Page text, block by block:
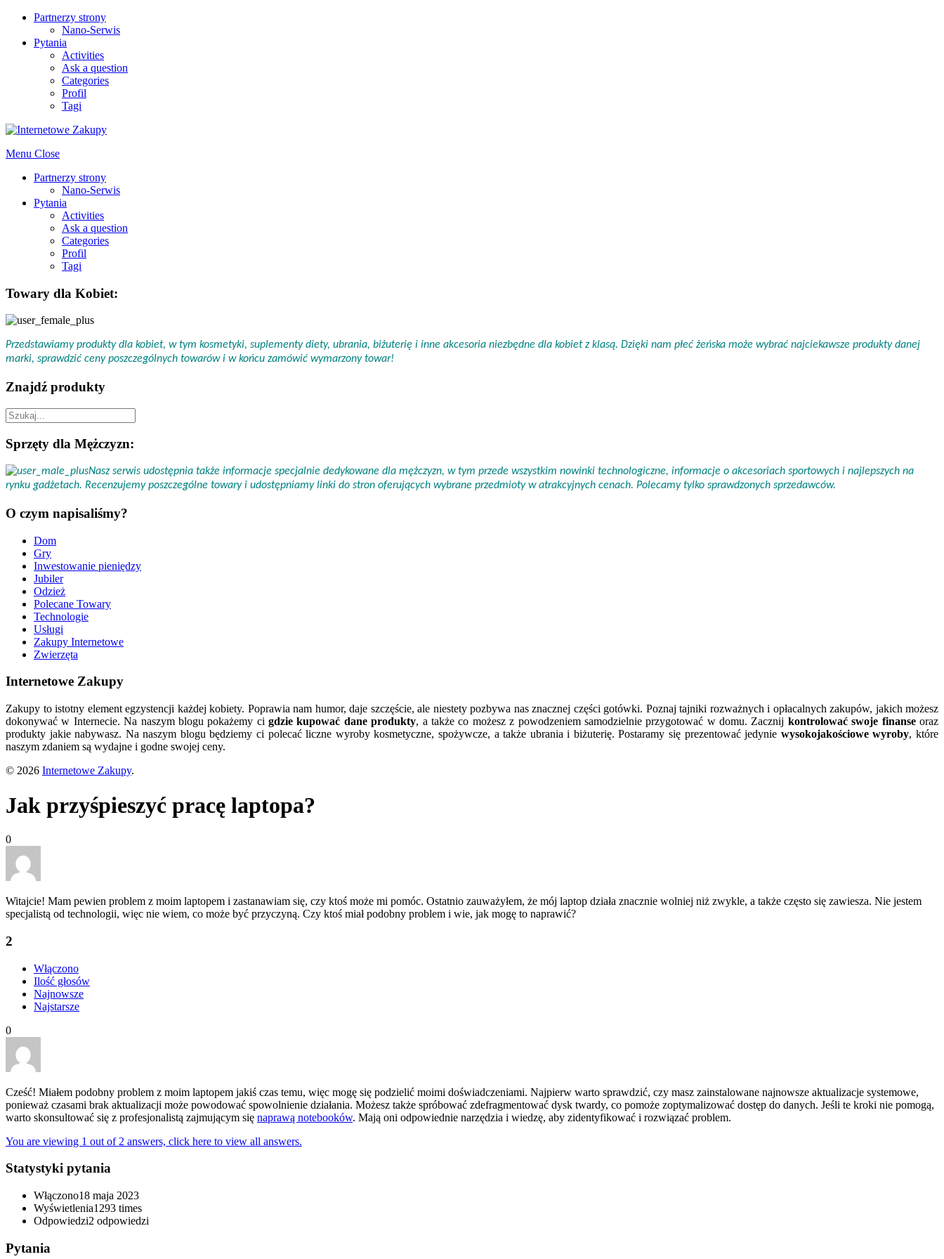
Partnerzy strony
Nano-Serwis
Pytania
Activities
Ask a question
Categories
Profil
Tagi
Menu Close
Partnerzy strony
Nano-Serwis
Pytania
Activities
Ask a question
Categories
Profil
Tagi
Towary dla Kobiet:
Przedstawiamy produkty dla kobiet, w tym kosmetyki, suplementy diety, ubrania, biżuterię i inne akcesoria niezbędne dla kobiet z klasą. Dzięki nam płeć żeńska może wybrać najciekawsze produkty danej
marki, sprawdzić ceny poszczególnych towarów i w końcu zamówić wymarzony towar!
Znajdź produkty
Sprzęty dla Mężczyzn:
Nasz serwis udostępnia także informacje specjalnie dedykowane dla mężczyzn, w tym przede wszystkim nowinki technologiczne, informacje o akcesoriach sportowych i najlepszych na
rynku gadżetach. Recenzujemy poszczególne towary i udostępniamy linki do stron oferujących wybrane przedmioty w atrakcyjnych cenach. Polecamy tylko sprawdzonych sprzedawców.
O czym napisaliśmy?
Dom
Gry
Inwestowanie pieniędzy
Jubiler
Odzież
Polecane Towary
Technologie
Usługi
Zakupy Internetowe
Zwierzęta
Internetowe Zakupy
Zakupy to istotny element egzystencji każdej kobiety. Poprawia nam humor, daje szczęście, ale niestety pozbywa nas znacznej części gotówki. Poznaj tajniki rozważnych i opłacalnych zakupów, jakich możesz
dokonywać w Internecie. Na naszym blogu pokażemy cigdzie kupować dane produkty, a także co możesz z powodzeniem samodzielnie przygotować w domu. Zacznij kontrolować swoje finanseoraz
produkty jakie nabywasz. Na naszym blogu będziemy ci polecać liczne wyroby kosmetyczne, spożywcze, a także ubrania i biżuterię. Postaramy się prezentować jedynie wysokojakościowe wyroby, które
naszym zdaniem są wydajne i godne swojej ceny.
© 2026 Internetowe Zakupy.
Jak przyśpieszyć pracę laptopa?
0
Witajcie! Mam pewien problem z moim laptopem i zastanawiam się, czy ktoś może mi pomóc. Ostatnio zauważyłem, że mój laptop działa znacznie wolniej niż zwykle, a także często się zawiesza. Nie jestem
specjalistą od technologii, więc nie wiem, co może być przyczyną. Czy ktoś miał podobny problem i wie, jak mogę to naprawić?
2
Włączono
Ilość głosów
Najnowsze
Najstarsze
0
Cześć! Miałem podobny problem z moim laptopem jakiś czas temu, więc mogę się podzielić moimi doświadczeniami. Najpierw warto sprawdzić, czy masz zainstalowane najnowsze aktualizacje systemowe,
ponieważ czasami brak aktualizacji może powodować spowolnienie działania. Możesz także spróbować zdefragmentować dysk twardy, co pomoże zoptymalizować dostęp do danych. Jeśli te kroki nie pomogą,
warto skonsultować się z profesjonalistą zajmującym się naprawą notebooków. Mają oni odpowiednie narzędzia i wiedzę, aby zidentyfikować i rozwiązać problem.
You are viewing 1 out of 2 answers, click here to view all answers.
Statystyki pytania
Włączono18 maja 2023
Wyświetlenia1293 times
Odpowiedzi2 odpowiedzi
Pytania